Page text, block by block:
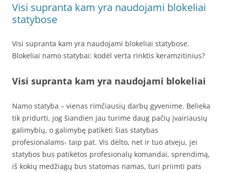
Visi supranta kam yra naudojami blokeliai
statybose
Visi supranta kam yra naudojami blokeliai statybose.
Blokeliai namo statybai: kodėl verta rinktis keramzitinius?
Visi supranta kam yra naudojami blokeliai
Namo statyba – vienas rimčiausių darbų gyvenime. Belieka
tik pridurti, jog šiandien jau turime daug pačių įvairiausių
galimybių, o galimybę patikėti šias statybas
profesionalams- taip pat. Vis dėlto, net ir tuo atveju, jei
statybos bus patikėtos profesionalų komandai, sprendimą,
iš kokių medžiagų bus statomas namas, turi priimti pats